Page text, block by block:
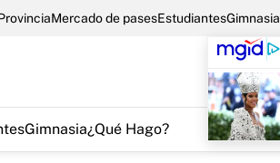
Mercado de pasesEstudiantesGimnasia
Gimnasia¿Qué Hago?